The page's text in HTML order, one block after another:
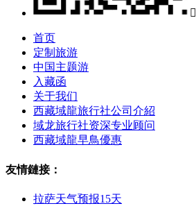

首页
定制旅游
中国主题游
入藏函
关于我们
西藏域龍旅行社公司介紹
域龙旅行社资深专业顾问
西藏域龍早鳥優惠
友情鏈接：
拉萨天气预报15天